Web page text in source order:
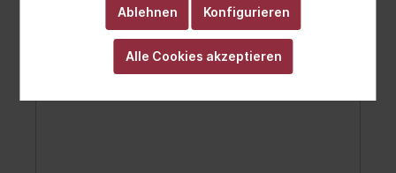
Türgriff, Innenausstattung
Ablehnen Konfigurieren
Alle Cookies akzeptieren